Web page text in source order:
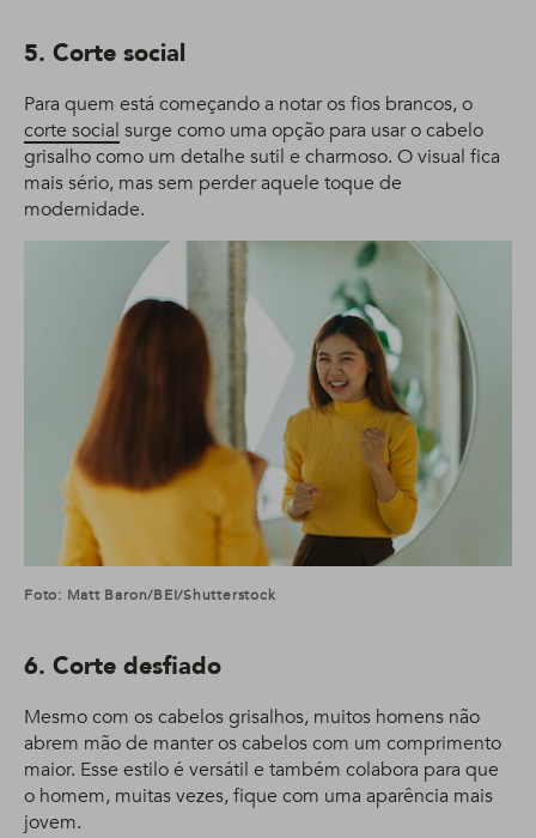
5. Corte social
Para quem está começando a notar os fios brancos, o
corte social surge como uma opção para usar o cabelo
grisalho como um detalhe sutil e charmoso. O visual fica
mais sério, mas sem perder aquele toque de
modernidade.
Foto: Matt Baron/BEI/Shutterstock
6. Corte desfiado
Mesmo com os cabelos grisalhos, muitos homens não
abrem mão de manter os cabelos com um comprimento
maior. Esse estilo é versátil e também colabora para que
o homem, muitas vezes, fique com uma aparência mais
jovem.